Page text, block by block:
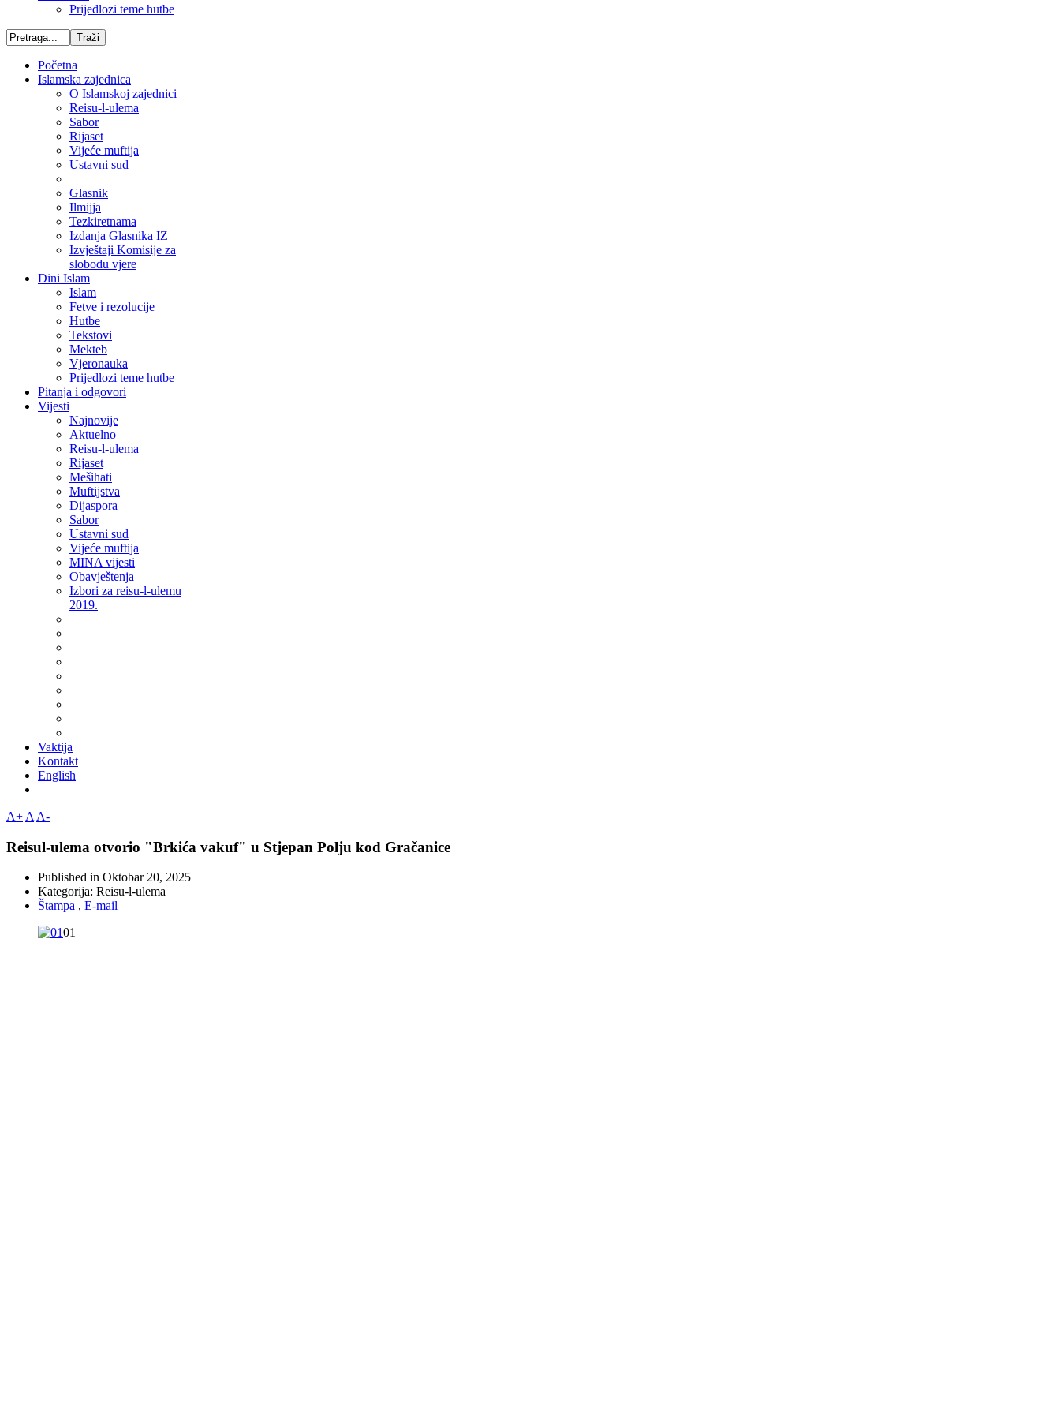
Prijedlozi teme hutbe
Početna
Islamska zajednica
O Islamskoj zajednici
Reisu-l-ulema
Sabor
Rijaset
Vijeće muftija
Ustavni sud
Glasnik
Ilmijja
Tezkiretnama
Izdanja Glasnika IZ
Izvještaji Komisije za
slobodu vjere
Dini Islam
Islam
Fetve i rezolucije
Hutbe
Tekstovi
Mekteb
Vjeronauka
Prijedlozi teme hutbe
Pitanja i odgovori
Vijesti
Najnovije
Aktuelno
Reisu-l-ulema
Rijaset
Mešihati
Muftijstva
Dijaspora
Sabor
Ustavni sud
Vijeće muftija
MINA vijesti
Obavještenja
Izbori za reisu-l-ulemu
2019.
Vaktija
Kontakt
English
A+ A A-
Reisul-ulema otvorio "Brkića vakuf" u Stjepan Polju kod Gračanice
Published in Oktobar 20, 2025
Kategorija: Reisu-l-ulema
Štampa , E-mail
01